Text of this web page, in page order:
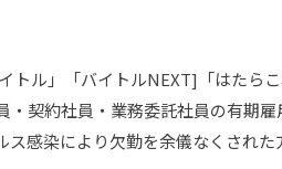
トル」「バイトルNEXT]「はたら
・契約社員・業務委託社員の有期
ス感染により欠勤を余儀なくされた